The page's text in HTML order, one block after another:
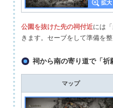
公園を抜けた先の祠付近には
きます。セーブをして準備を
祠から南の寄り道で「祈
マップ